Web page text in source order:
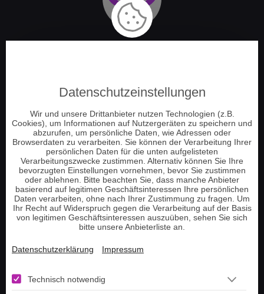
Folge uns
Sichere Zahlung
Datenschutzeinstellungen
Wir und unsere Drittanbieter nutzen Technologien (z.B.
Cookies), um Informationen auf Nutzergeräten zu speichern und
abzurufen, um persönliche Daten, wie Adressen oder
Browserdaten zu verarbeiten. Sie können der Verarbeitung Ihrer
persönlichen Daten für die unten aufgelisteten
Verarbeitungszwecke zustimmen. Alternativ können Sie Ihre
bevorzugten Einstellungen vornehmen, bevor Sie zustimmen
oder ablehnen. Bitte beachten Sie, dass manche Anbieter
basierend auf legitimen Geschäftsinteressen Ihre persönlichen
Daten verarbeiten, ohne nach Ihrer Zustimmung zu fragen. Um
Ihr Recht auf Widerspruch gegen die Verarbeitung auf der Basis
von legitimen Geschäftsinteressen auszuüben, sehen Sie sich
bitte unsere Anbieterliste an.
Datenschutzerklärung Impressum
Technisch notwendig